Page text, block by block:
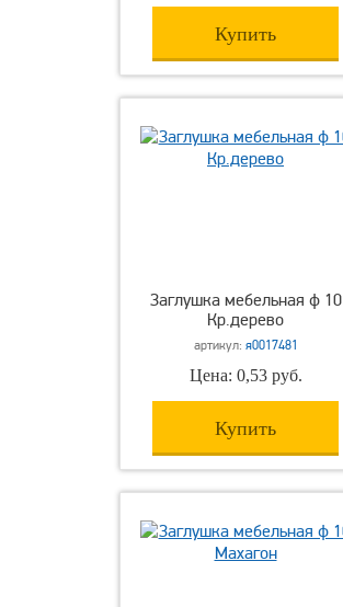
Купить
Заглушка мебельная ф 10
Кр.дерево
артикул: я0017481
Цена: 0,53 руб.
Купить